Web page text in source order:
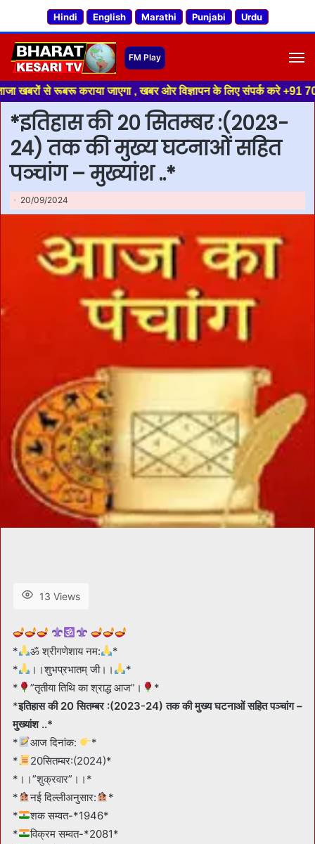
Hindi English Marathi Punjabi Urdu
कराया जाएगा , खबर ओर विज्ञापन के लिए संपर्क करे +91 70188
*इतिहास की 20 सितम्बर :(2023-
24) तक की मुख्य घटनाओं सहित
पञ्चांग – मुख्यांश ..*
20/09/2024
13 Views
* ॐ श्रीगणेशाय नम:
*
*
।।शुभप्रभातम् जी।।
*
*
”तृतीया तिथि का श्राद्ध आज”।
*
*इतिहास की 20 सितम्बर :(2023-24) तक की मुख्य घटनाओं सहित पञ्चांग –
मुख्यांश ..*
*
आज दिनांक:
*
*
20सितम्बर:(2024)*
*।।”शुक्रवार”।।*
*
नई दिल्लीअनुसार:
*
*
शक सम्वत-*1946*
*
विक्रम सम्वत-*2081*